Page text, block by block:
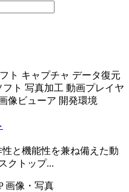
ト キャプチャ データ復元
ト 写真加工 動画プレイヤ
像ビューア 開発環境
と機能性を兼ね備えた動
クトップ...
画像・写真